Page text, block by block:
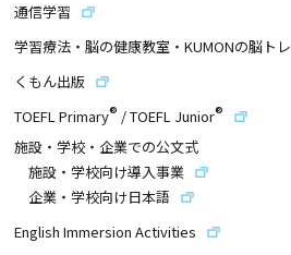
通信学習
学習療法・脳の健康教室・KUMONの脳トレ
くもん出版
TOEFL Primary® /TOEFL Junior®
施設・学校・企業での公文式
施設・学校向け導入事業
企業・学校向け日本語
English Immersion Activities